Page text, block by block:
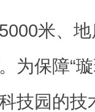
米、地
为保障“
技园的